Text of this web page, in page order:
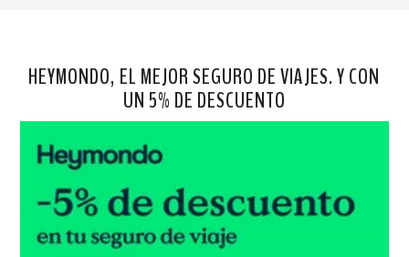
HEYMONDO, EL MEJOR SEGURO DE VIAJES. Y CON
UN 5% DE DESCUENTO